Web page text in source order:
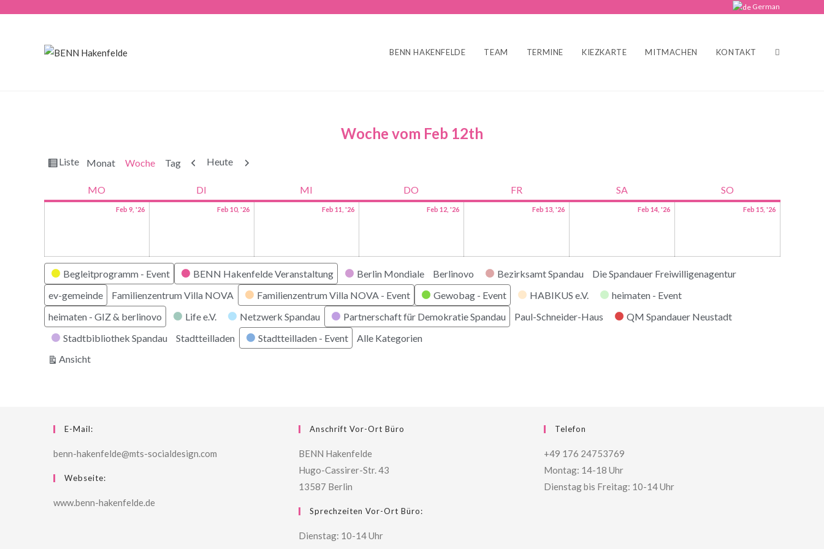
German
BENN HAKENFELDE TEAM TERMINE KIEZKARTE MITMACHEN KONTAKT
Woche vom Feb 12th
Ansicht
Liste Monat Woche Tag Zurück
Heute Weiter
MO DI MI DO FR SA SO
Feb 9, '26 Feb 10, '26 Feb 11, '26 Feb 12, '26 Feb 13, '26 Feb 14, '26 Feb 15, '26
Kategorien
Begleitprogramm - Event BENN Hakenfelde Veranstaltung Berlin Mondiale Berlinovo Bezirksamt Spandau
Die Spandauer Freiwilligenagentur
ev-gemeinde
Familienzentrum Villa NOVA Familienzentrum Villa NOVA - Event Gewobag - Event HABIKUS e.V.
heimaten - Event
heimaten - GIZ & berlinovo
Life e.V. Netzwerk Spandau Partnerschaft für Demokratie Spandau Paul-Schneider-Haus
QM Spandauer Neustadt
Stadtbibliothek Spandau
Stadtteilladen Stadtteilladen - Event
Alle Kategorien
Ansichtausdrucken
E-Mail:
benn-hakenfelde@mts-socialdesign.com
Webseite:
www.benn-hakenfelde.de
Anschrift Vor-Ort Büro
BENN Hakenfelde
Hugo-Cassirer-Str. 43
13587 Berlin
Sprechzeiten Vor-Ort Büro:
Dienstag: 10-14 Uhr
Telefon
+49 176 24753769
Montag: 14-18 Uhr
Dienstag bis Freitag: 10-14 Uhr